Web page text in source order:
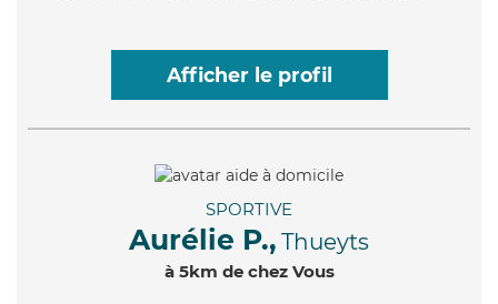
Afficher le profil
SPORTIVE
Aurélie P., Thueyts
à 5km de chez Vous